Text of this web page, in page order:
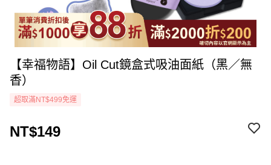
【幸福物語】Oil Cut鏡盒式吸油面紙（黑／無
香）
超取滿NT$499免運
NT$149